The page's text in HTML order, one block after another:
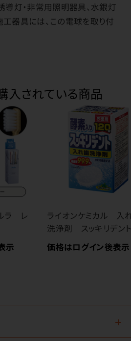
導灯・非常用照明器具、水銀灯
器具には、この電球を取り付
入されている商品
ラ レ
示
ライオンケミカル 入
洗浄剤 スッキリデン
価格はログイン後表示